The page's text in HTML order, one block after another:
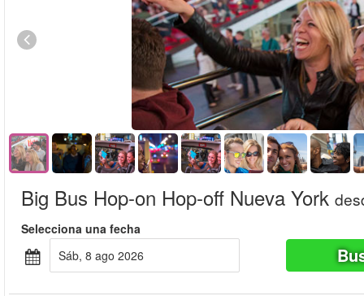
Big Bus Hop-on Hop-off Nueva York
Selecciona una fecha
sáb, 8 ago 2026